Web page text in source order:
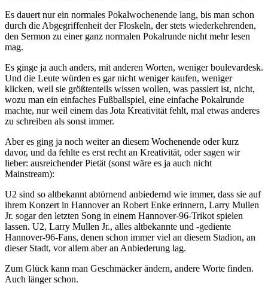
Es dauert nur ein normales Pokalwochenende lang, bis man schon
durch die Abgegriffenheit der Floskeln, der stets wiederkehrenden,
den Sermon zu einer ganz normalen Pokalrunde nicht mehr lesen
mag.
Es ginge ja auch anders, mit anderen Worten, weniger boulevardesk.
Und die Leute würden es gar nicht weniger kaufen, weniger
klicken, weil sie größtenteils wissen wollen, was passiert ist, nicht,
wozu man ein einfaches Fußballspiel, eine einfache Pokalrunde
machte, nur weil einem das Jota Kreativität fehlt, mal etwas anderes
zu schreiben als sonst immer.
Aber es ging ja noch weiter an diesem Wochenende oder kurz
davor, und da fehlte es erst recht an Kreativität, oder sagen wir
lieber: ausreichender Pietät (sonst wäre es ja auch nicht
Mainstream):
U2 sind so altbekannt abtörnend anbiedernd wie immer, dass sie auf
ihrem Konzert in Hannover an Robert Enke erinnern, Larry Mullen
Jr. sogar den letzten Song in einem Hannover-96-Trikot spielen
lassen. U2, Larry Mullen Jr., alles altbekannte und -gediente
Hannover-96-Fans, denen schon immer viel an diesem Stadion, an
dieser Stadt, vor allem aber an Anbiederung lag.
Zum Glück kann man Geschmäcker ändern, andere Worte finden.
Auch länger schon.